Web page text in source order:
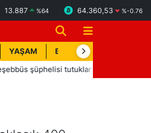
13.887 %64 64.360,53 %-0.76
YAŞAM BİK İLAN
şüphelisi tutuklandı